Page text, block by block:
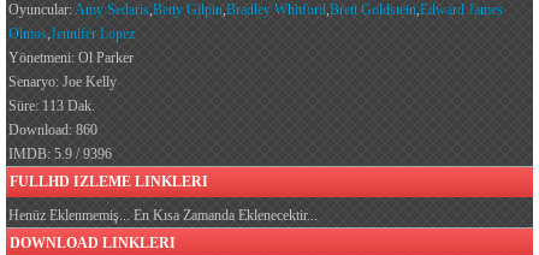
Oyuncular:Amy Sedaris,Betty Gilpin,Bradley Whitford,Brett Goldstein,Edward James
Olmos,Jennifer Lopez
Yönetmeni: Ol Parker
Senaryo: Joe Kelly
Süre: 113 Dak.
Download: 860
IMDB: 5.9 / 9396
FULLHD IZLEME LINKLERI
Henüz Eklenmemiş... En Kısa Zamanda Eklenecektir...
DOWNLOAD LINKLERI